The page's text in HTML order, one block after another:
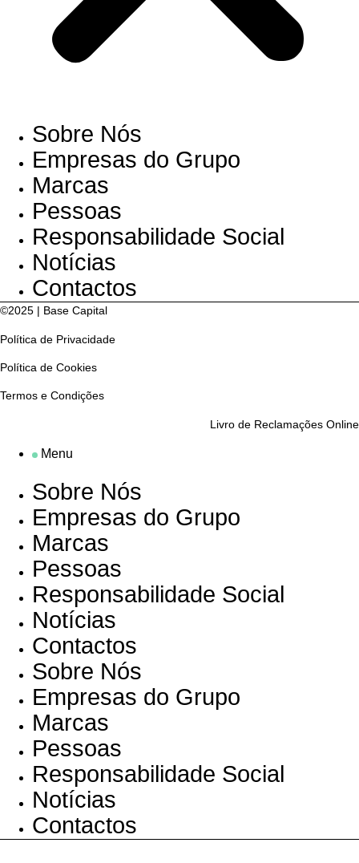
Sobre Nós
Empresas do Grupo
Marcas
Pessoas
Responsabilidade Social
Notícias
Contactos
©2025 | Base Capital
Política de Privacidade
Política de Cookies
Termos e Condições
Livro de Reclamações Online
Menu
Sobre Nós
Empresas do Grupo
Marcas
Pessoas
Responsabilidade Social
Notícias
Contactos
Sobre Nós
Empresas do Grupo
Marcas
Pessoas
Responsabilidade Social
Notícias
Contactos